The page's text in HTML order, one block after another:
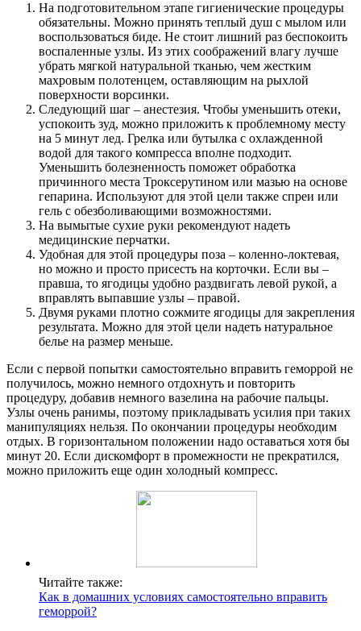
На подготовительном этапе гигиенические процедуры
обязательны. Можно принять теплый душ с мылом или
воспользоваться биде. Не стоит лишний раз беспокоить
воспаленные узлы. Из этих соображений влагу лучше
убрать мягкой натуральной тканью, чем жестким
махровым полотенцем, оставляющим на рыхлой
поверхности ворсинки.
Следующий шаг – анестезия. Чтобы уменьшить отеки,
успокоить зуд, можно приложить к проблемному месту
на 5 минут лед. Грелка или бутылка с охлажденной
водой для такого компресса вполне подходит.
Уменьшить болезненность поможет обработка
причинного места Троксерутином или мазью на основе
гепарина. Используют для этой цели также спреи или
гель с обезболивающими возможностями.
На вымытые сухие руки рекомендуют надеть
медицинские перчатки.
Удобная для этой процедуры поза – коленно-локтевая,
но можно и просто присесть на корточки. Если вы –
правша, то ягодицы удобно раздвигать левой рукой, а
вправлять выпавшие узлы – правой.
Двумя руками плотно сожмите ягодицы для закрепления
результата. Можно для этой цели надеть натуральное
белье на размер меньше.
Если с первой попытки самостоятельно вправить геморрой не
получилось, можно немного отдохнуть и повторить
процедуру, добавив немного вазелина на рабочие пальцы.
Узлы очень ранимы, поэтому прикладывать усилия при таких
манипуляциях нельзя. По окончании процедуры необходим
отдых. В горизонтальном положении надо оставаться хотя бы
минут 20. Если дискомфорт в промежности не прекратился,
можно приложить еще один холодный компресс.
Читайте также:
Как в домашних условиях самостоятельно вправить
геморрой?